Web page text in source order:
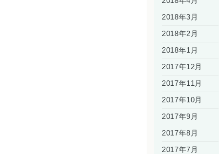
2018年3月
2018年2月
2018年1月
2017年12月
2017年11月
2017年10月
2017年9月
2017年8月
2017年7月